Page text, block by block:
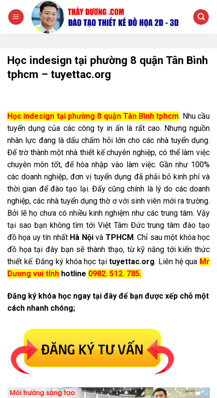
đến
Học indesign tại phường 8 quận Tân Bình
tphcm – tuyettac.org
Học indesign tại phường 8 quận Tân Bình tphcm. Nhu cầu
tuyển dụng của các công ty in ấn là rất cao. Nhưng nguồn
nhân lực đang là dấu chấm hỏi lớn cho các nhà tuyển dụng.
Để trờ thành một nhà thiết kế chuyên nghiệp, có thể làm việc
chuyên môn tốt, để hòa nhập vào làm việc. Gần như 100%
các doanh nghiệp, đơn vị tuyển dụng đã phải bỏ kinh phí và
thời gian để đào tạo lại. Đấy cũng chính là lý do các doanh
nghiệp, các nhà tuyển dụng thờ ơ với sinh viên mới ra trường.
Bởi lẽ họ chưa có nhiều kinh nghiệm như các trung tâm. Vậy
tại sao bạn không tìm tới Việt Tâm Đức trung tâm đào tạo
đồ họa uy tín nhất Hà Nộivà TPHCM. Chỉ sau một khóa học
đồ họa tại đây bạn sẽ thành thạo, từ kỹ năng tới kiến thức
thiết kế. Đăng ký khóa học tạituyettac.org. Liên hệ qua Mr
Dương vui tính hotline 0982. 512. 785.
Đăng ký khóa học ngay tại đây để bạn được xếp chỗ một
cách nhanh chóng;